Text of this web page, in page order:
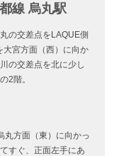
線 烏丸駅
の交差点をLAQUE側
大宮方面（西）に向か
の交差点を北に少し
2階。
丸方面（東）に向かっ
すぐ、正面左手にあ